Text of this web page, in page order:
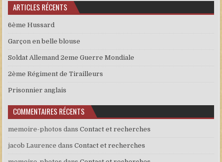
ARTICLES RÉCENTS
6ème Hussard
Garçon en belle blouse
Soldat Allemand 2eme Guerre Mondiale
2ème Régiment de Tirailleurs
Prisonnier anglais
COMMENTAIRES RÉCENTS
memoire-photos dansContact et recherches
jacob Laurence dansContact et recherches